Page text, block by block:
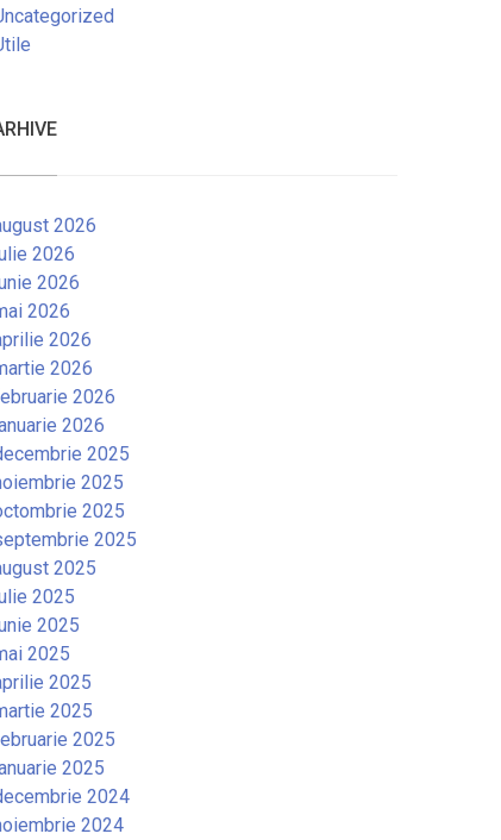
2026
2026
2026
2026
2026
2026
2026
2026
2025
2025
2025
2025
2025
2025
2025
2025
2025
2025
2025
2025
2024
2024